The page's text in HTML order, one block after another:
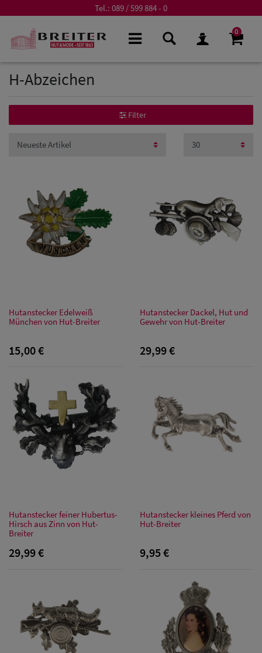
Tel.: 089 / 599 884 - 0
0
H-Abzeichen
Filter
Hutanstecker Edelweiß
München von Hut-Breiter
15,00 €
Hutanstecker Dackel, Hut und
Gewehr von Hut-Breiter
29,99 €
Hutanstecker feiner Hubertus-
Hirsch aus Zinn von Hut-
Breiter
29,99 €
Hutanstecker kleines Pferd von
Hut-Breiter
9,95 €